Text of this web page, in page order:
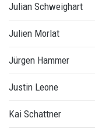
Julian Schweighart
Julien Morlat
Jürgen Hammer
Justin Leone
Kai Schattner